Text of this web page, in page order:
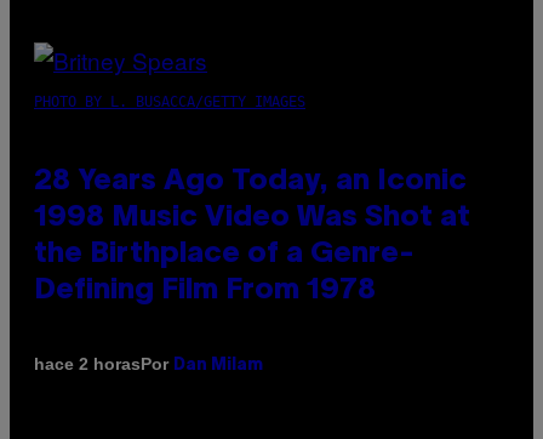
PHOTO BY L. BUSACCA/GETTY IMAGES
28 Years Ago Today, an Iconic
1998 Music Video Was Shot at
the Birthplace of a Genre-
Defining Film From 1978
hace 2 horasPor Dan Milam